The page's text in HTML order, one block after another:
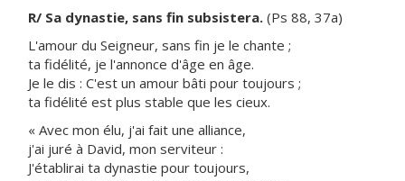
R/ Sa dynastie, sans fin subsistera. (Ps 88, 37a)
L'amour du Seigneur, sans fin je le chante ;
ta fidélité, je l'annonce d'âge en âge.
Je le dis : C'est un amour bâti pour toujours ;
ta fidélité est plus stable que les cieux.
« Avec mon élu, j'ai fait une alliance,
j'ai juré à David, mon serviteur :
J'établirai ta dynastie pour toujours,